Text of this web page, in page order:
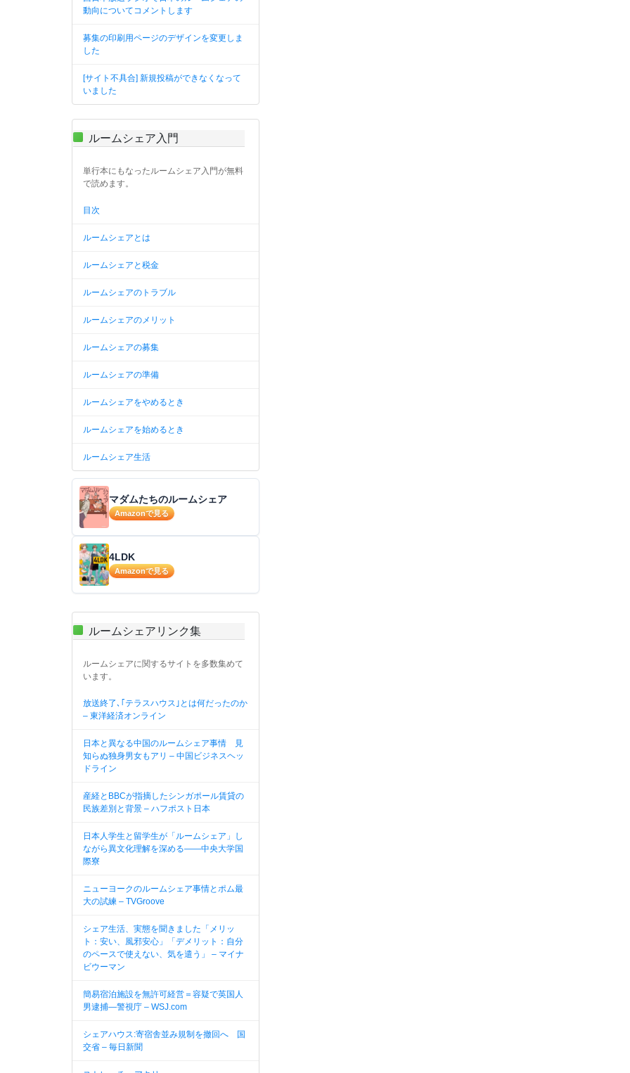
動向についてコメントします
募集の印刷用ページのデザインを変更しま
した
[サイト不具合] 新規投稿ができなくなって
いました
ルームシェア入門
単行本にもなったルームシェア入門が無料
で読めます。
目次
ルームシェアとは
ルームシェアと税金
ルームシェアのトラブル
ルームシェアのメリット
ルームシェアの募集
ルームシェアの準備
ルームシェアをやめるとき
ルームシェアを始めるとき
ルームシェア生活
マダムたちのルームシェア
Amazonで見る
4LDK
Amazonで見る
ルームシェアリンク集
ルームシェアに関するサイトを多数集めて
います。
放送終了､｢テラスハウス｣とは何だったのか
– 東洋経済オンライン
日本と異なる中国のルームシェア事情 見
知らぬ独身男女もアリ – 中国ビジネスヘッ
ドライン
産経とBBCが指摘したシンガポール賃貸の
民族差別と背景 – ハフポスト日本
日本人学生と留学生が「ルームシェア」し
ながら異文化理解を深める――中央大学国
際寮
ニューヨークのルームシェア事情とポム最
大の試練 – TVGroove
シェア生活、実態を聞きました「メリッ
ト：安い、風邪安心」「デメリット：自分
のペースで使えない、気を遣う」 – マイナ
ビウーマン
簡易宿泊施設を無許可経営＝容疑で英国人
男逮捕—警視庁 – WSJ.com
シェアハウス:寄宿舎並み規制を撤回へ 国
交省 – 毎日新聞